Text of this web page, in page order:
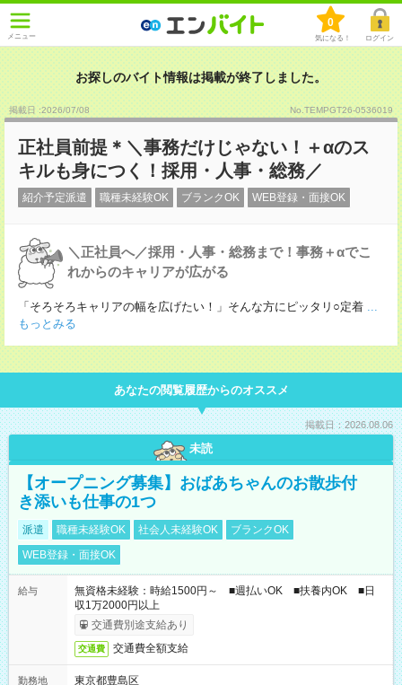
メニュー
0
気になる！ ログイン
お探しのバイト情報は掲載が終了しました。
掲載日 :2026/07/08 No.TEMPGT26-0536019
正社員前提＊＼事務だけじゃない！＋αのス
キルも身につく！採用・人事・総務／
紹介予定派遣 職種未経験OK ブランクOK WEB登録・面接OK
＼正社員へ／採用・人事・総務まで！事務＋αでこ
れからのキャリアが広がる
「そろそろキャリアの幅を広げたい！」そんな方にピッタリ○定着 ...
もっとみる
あなたの閲覧履歴からのオススメ
掲載日：2026.08.06
未読
【オープニング募集】おばあちゃんのお散歩付
き添いも仕事の1つ
派遣 職種未経験OK 社会人未経験OK
ブランクOK
WEB登録・面接OK
給与
無資格未経験：時給1500円～ ■週払いOK ■扶養内OK ■日
収1万2000円以上
交通費別途支給あり
交通費 交通費全額支給
勤務地
東京都豊島区